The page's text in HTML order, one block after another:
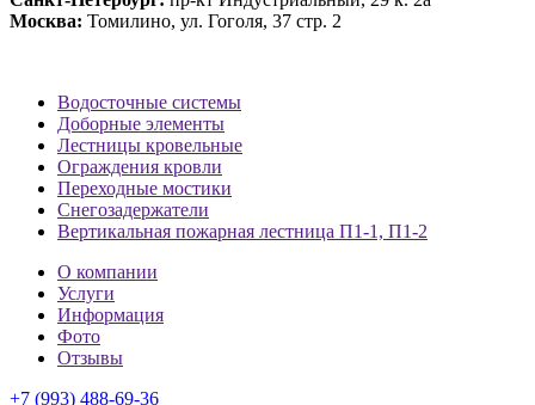
Москва: Томилино, ул. Гоголя, 37 стр. 2
Водосточные системы
Доборные элементы
Лестницы кровельные
Ограждения кровли
Переходные мостики
Снегозадержатели
Вертикальная пожарная лестница П1-1, П1-2
О компании
Услуги
Информация
Фото
Отзывы
+7 (993) 488-69-36